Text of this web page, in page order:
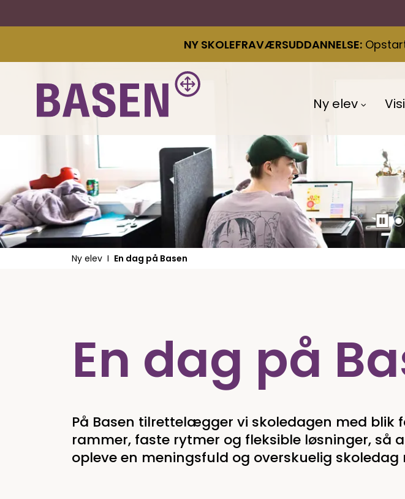
NY SKOLEFRAVÆRSUDDANNELSE
Ny elev
Ny elev En dag på Basen
En dag på
På Basen tilrettelægger vi skoledagen med blik
rammer, faste rytmer og fleksible løsninger,
opleve en meningsfuld og overskuelig